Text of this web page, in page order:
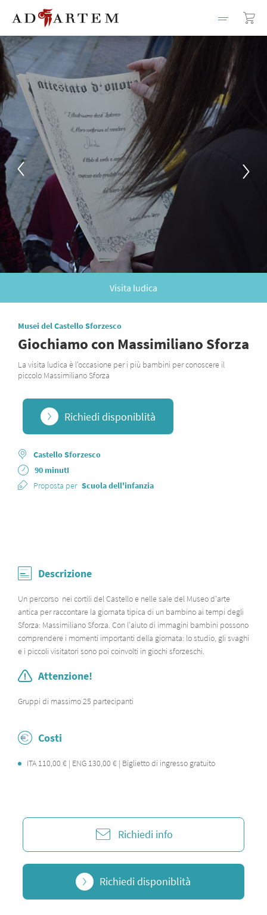
Visita ludica
Musei del Castello Sforzesco
Giochiamo con Massimiliano Sforza
La visita ludica è l'occasione per i più bambini per conoscere il
piccolo Massimiliano Sforza
Richiedi disponiblità
Castello Sforzesco
90 minutI
Proposta per Scuola dell'infanzia
Descrizione
Un percorso nei cortili del Castello e nelle sale del Museo d'arte
antica per raccontare la giornata tipica di un bambino ai tempi degli
Sforza: Massimiliano Sforza. Con l'aiuto di immagini bambini possono
comprendere i momenti importanti della giornata: lo studio, gli svaghi
e i piccoli visitatori sono poi coinvolti in giochi sforzeschi.
Attenzione!
Gruppi di massimo 25 partecipanti
Costi
ITA 110,00 € | ENG 130,00 € | Biglietto di ingresso gratuito
Richiedi info
Richiedi disponiblità